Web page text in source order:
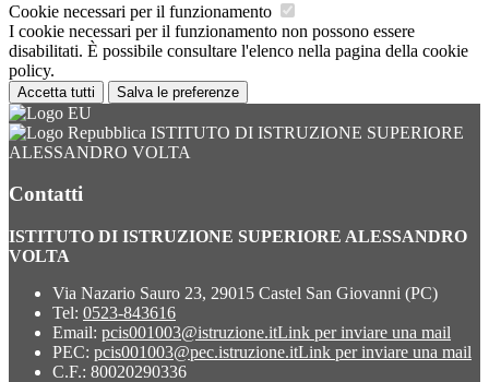
Cookie necessari per il funzionamento
I cookie necessari per il funzionamento non possono essere
disabilitati. È possibile consultare l'elenco nella pagina della cookie
policy.
Accetta tutti Salva le preferenze
ISTITUTO DI ISTRUZIONE SUPERIORE
ALESSANDRO VOLTA
Contatti
ISTITUTO DI ISTRUZIONE SUPERIORE ALESSANDRO
VOLTA
Via Nazario Sauro 23, 29015 Castel San Giovanni (PC)
Tel: 0523-843616
Email: pcis001003@istruzione.itLink per inviare una mail
PEC: pcis001003@pec.istruzione.itLink per inviare una mail
C.F.: 80020290336